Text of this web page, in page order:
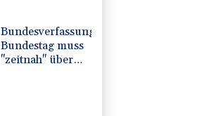
Bundesverfassungsgericht:
Bundestag muss
"zeitnah" über